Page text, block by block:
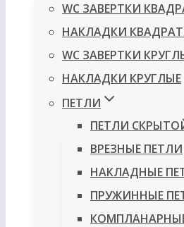
WC ЗАВЕРТКИ
НАКЛАДКИ
WC ЗАВЕРТКИ
НАКЛАДКИ КРУГЛЫЕ
ПЕТЛИ
ПЕТЛИ
ВРЕЗНЫЕ ПЕТЛИ
НАКЛАДНЫЕ
ПРУЖИННЫЕ